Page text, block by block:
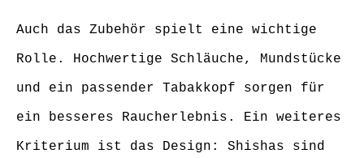
Auch das Zubehör spielt eine wichtige
Rolle. Hochwertige Schläuche, Mundstücke
und ein passender Tabakkopf sorgen für
ein besseres Raucherlebnis. Ein weiteres
Kriterium ist das Design: Shishas sind